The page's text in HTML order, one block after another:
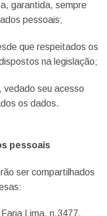
garantida, sempre
pessoais;
que respeitados os
na legislação;
vedado seu acesso
os dados.
pessoais
ser compartilhados
Lima, n.3477,